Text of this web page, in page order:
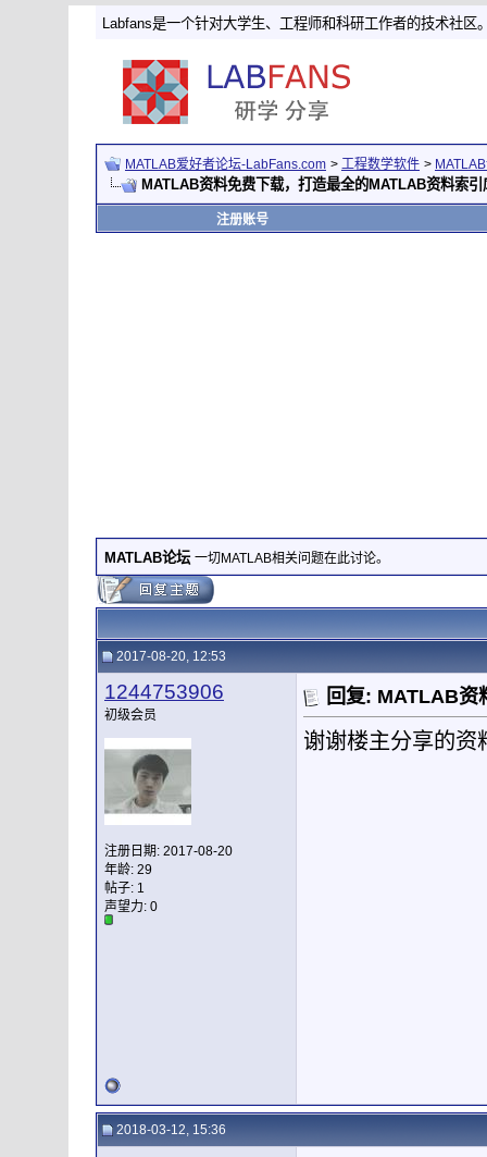
Labfans是一个针对大学生、工程师和科研工作者的技术社区
MATLAB爱好者论坛-LabFans.com > 工程数学软件 >
MATLAB资料免费下载，打造最全的MATLAB资料索引
注册账号
MATLAB论坛 一切MATLAB相关问题在此讨论。
2017-08-20, 12:53
1244753906
初级会员
注册日期: 2017-08-20
年龄: 29
帖子: 1
声望力: 0
回复: MATLAB资
谢谢楼主分享的资
2018-03-12, 15:36